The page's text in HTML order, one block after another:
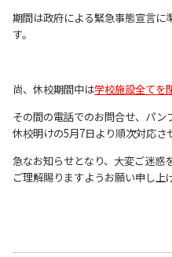
期間は政府による緊急事態宣言に
す。
尚、休校期間中は学校施設全てを
その間の電話でのお問合せ、パン
休校明けの5月7日より順次対応さ
急なお知らせとなり、大変ご迷惑
ご理解賜りますようお願い申し上